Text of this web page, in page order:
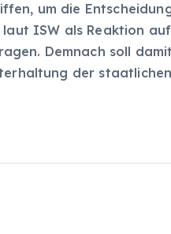
um die
ISW als Reaktion
Demnach soll
der